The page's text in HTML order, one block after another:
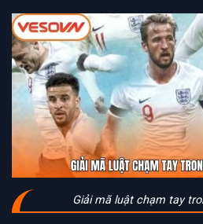
Giải mã luật chạm tay